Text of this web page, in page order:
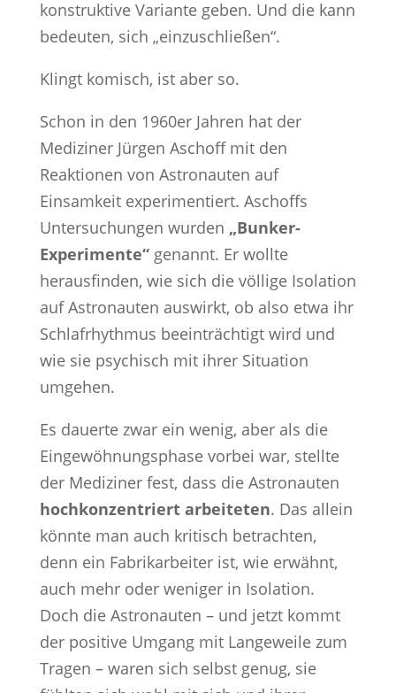
konstruktive Variante geben. Und die kann
bedeuten, sich „einzuschließen“.
Klingt komisch, ist aber so.
Schon in den 1960er Jahren hat der
Mediziner Jürgen Aschoff mit den
Reaktionen von Astronauten auf
Einsamkeit experimentiert. Aschoffs
Untersuchungen wurden „Bunker-
Experimente“genannt. Er wollte
herausfinden, wie sich die völlige Isolation
auf Astronauten auswirkt, ob also etwa ihr
Schlafrhythmus beeinträchtigt wird und
wie sie psychisch mit ihrer Situation
umgehen.
Es dauerte zwar ein wenig, aber als die
Eingewöhnungsphase vorbei war, stellte
der Mediziner fest, dass die Astronauten
hochkonzentriert arbeiteten. Das allein
könnte man auch kritisch betrachten,
denn ein Fabrikarbeiter ist, wie erwähnt,
auch mehr oder weniger in Isolation.
Doch die Astronauten – und jetzt kommt
der positive Umgang mit Langeweile zum
Tragen – waren sich selbst genug, sie